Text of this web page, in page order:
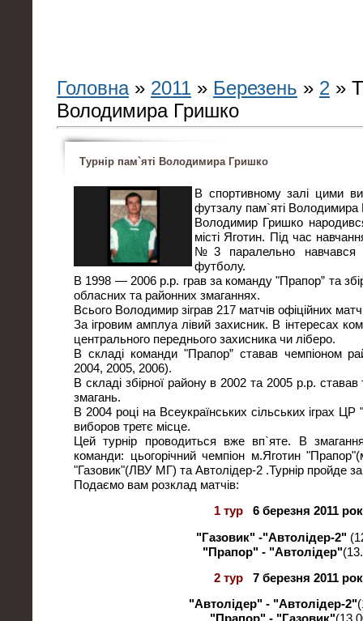
Головна» 2011 » Березень » 2 »
Володимира Гришко
Турнір пам`яті Володимира Гришко
В спортивному залі цими
футзалу пам`яті Володимира
Володимир Гришко
місті Яготин. Під час
№3 паралельно
футболу.
В 1998 — 2006 р.р. грав за команду "Прапор” та
обласних та районних змаганнях.
Всього Володимир зіграв 217 матчів офіційних
За ігровим амплуа лівий захисник. В інтересах
центрального переднього захисника чи ліберо.
В складі команди "Прапор” ставав чемпіоном
2004, 2005, 2006).
В складі збірної району в 2002 та 2005 р.р.
змагань.
В 2004 році на Всеукраїнських сільських іграх
виборов третє місце.
Цей турнір проводиться вже вп`яте. В
команди: цьогорічний чемпіон м.Яготин
"Газовик"(ЛВУ МГ) та Автолідер-2 .Турнір пройде
Подаємо вам розклад матчів:
1 тур 6 березня 2011
"Газовик" -"Автолідер-2"
"Прапор" - "Автолідер"
2 тур 7 березня 2011
"Автолідер"- "Автолідер-2"
"Прапор" - "Газовик"